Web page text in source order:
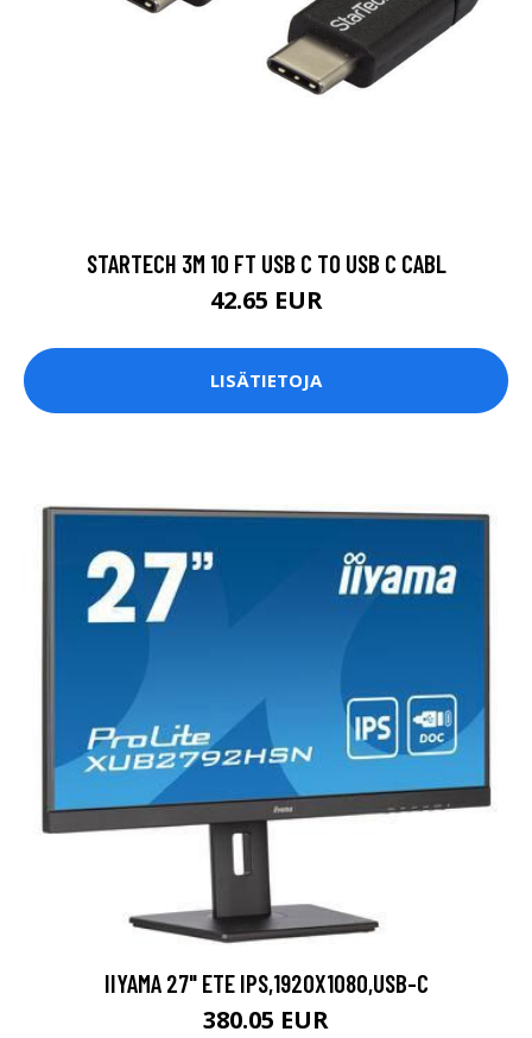
STARTECH 3M 10 FT USB C TO USB C CABL
42.65 EUR
LISÄTIETOJA
IIYAMA 27" ETE IPS,1920X1080,USB-C
380.05 EUR